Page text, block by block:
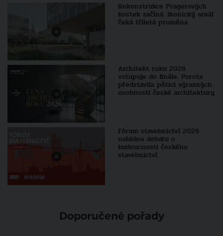
Rekonstrukce Pragerových
kostek začíná. Ikonický areál
čeká tříletá proměna
Architekt roku 2026
vstupuje do finále. Porota
představila pětici výrazných
osobností české architektury
Fórum stavebnictví 2026
nabídne debatu o
budoucnosti českého
stavebnictví
Doporučené pořady